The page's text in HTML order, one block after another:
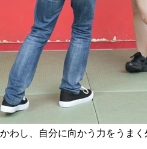
かわし、自分に向かう力をうま